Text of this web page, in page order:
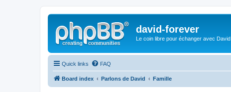
david-forever
Le coin libre pour échanger avec David
Quick links FAQ
Board index Parlons de David Famille